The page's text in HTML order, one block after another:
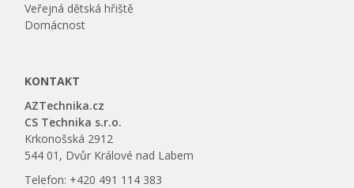
Veřejná dětská hřiště
Domácnost
KONTAKT
AZTechnika.cz
CS Technika s.r.o.
Krkonošská 2912
544 01, Dvůr Králové nad Labem
Telefon: +420 491 114 383